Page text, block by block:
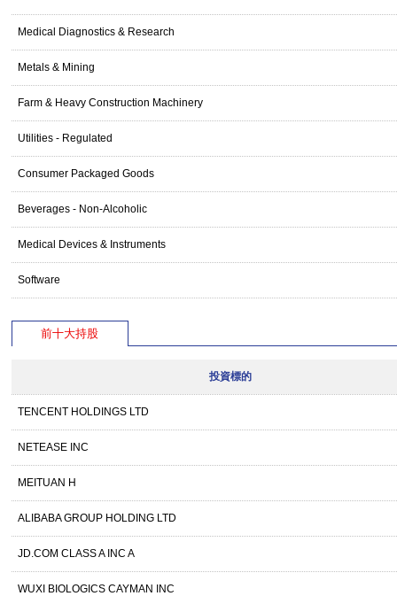
Medical Diagnostics & Research
Metals & Mining
Farm & Heavy Construction Machinery
Utilities - Regulated
Consumer Packaged Goods
Beverages - Non-Alcoholic
Medical Devices & Instruments
Software
前十大持股
投資標的
TENCENT HOLDINGS LTD
NETEASE INC
MEITUAN H
ALIBABA GROUP HOLDING LTD
JD.COM CLASS A INC A
WUXI BIOLOGICS CAYMAN INC